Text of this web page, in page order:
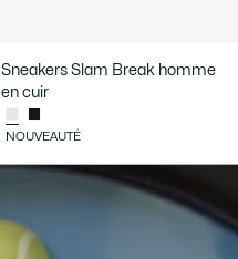
Sneakers Slam Break homme
en cuir
NOUVEAUTÉ